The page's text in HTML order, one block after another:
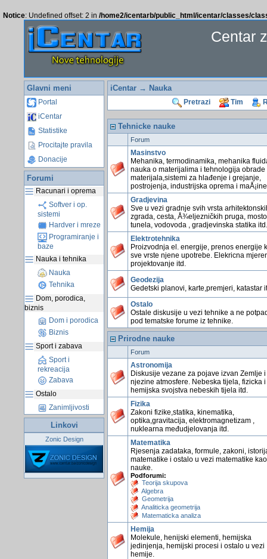
Notice: Undefined offset: 2 in /home2/icentarb/public_html/icentar/classes/
Centar
Glavni meni
Portal
iCentar
Statistike
Procitajte pravila
Donacije
Forumi
Racunari i oprema
Softver i op.
sistemi
Hardver i mreze
Programiranje i
baze
Nauka i tehnika
Nauka
Tehnika
Dom, porodica,
biznis
Dom i porodica
Biznis
Sport i zabava
Sport i
rekreacija
Zabava
Ostalo
Zanimljivosti
Linkovi
Zonic Design
iCentar→ Nauka
Pretrazi Tim
Tehnicke nauke
Forum
Masinstvo
Mehanika, termodinamika, mehanika
nauka o materijalima i tehnologija obrade
materijala,sistemi za hlađenje i grejanje,
postrojenja, industrijska oprema i
Gradjevina
Sve u vezi gradnje svih vrsta
zgrada, cesta, Å¾eljezničkih pruga,
tunela, vodovoda , gradjevinska statika itd.
Elektrotehnika
Proizvodnja el. energije, prenos energije
sve vrste njene upotrebe. Elekricna
projektovanje itd.
Geodezija
Gedetski planovi, karte,premjeri, katastar
Ostalo
Ostale diskusije u vezi tehnike a ne
pod tematske forume iz tehnike.
Prirodne nauke
Forum
Astronomija
Diskusije vezane za pojave izvan Zemlje i
njezine atmosfere. Nebeska tijela, fizicka i
hemijska svojstva nebeskih tijela itd.
Fizika
Zakoni fizike,statika, kinematika,
optika,gravitacija, elektromagnetizam ,
nuklearna međudjelovanja itd.
Matematika
Rjesenja zadataka, formule, zakoni,
matematike i ostalo u vezi matematike kao
nauke.
Podforumi:
Teorija skupova
Algebra
Geometrija
Analiticka geometrija
Matematicka analiza
Hemija
Molekule, henijski elementi, hemijska
jedinjenja, hemijski procesi i ostalo u vezi
hemije.